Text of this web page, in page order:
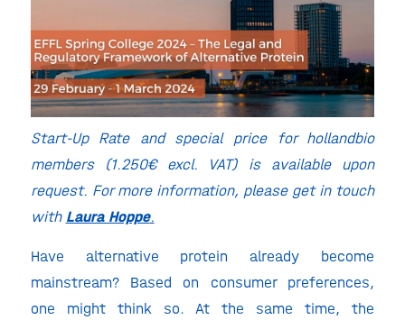
Start-Up Rate and special price for hollandbio
members (1.250€ excl. VAT) is available upon
request. For more information, please get in touch
with Laura Hoppe.
Have alternative protein already become
mainstream? Based on consumer preferences,
one might think so. At the same time, the